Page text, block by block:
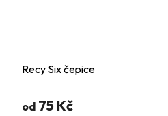
Recy Six čepice
od 75 Kč